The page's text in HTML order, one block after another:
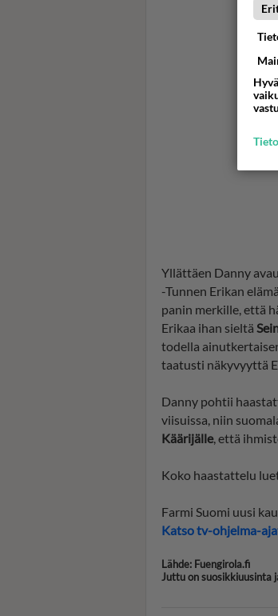
Yllättäen Danny
-Tunnen Erikan
panin merkille, että
Erikaa ihan sieltä
todella
taatusti näkyvyyttä
Danny pohtii
viisuissa, niin
Käärijälle, että
Koko haastattelu
Farmi Suomi uusi
Katso tv-ohjelma-
Lähde: Fuengirola.fi
Juttu on suosikkiuusinta